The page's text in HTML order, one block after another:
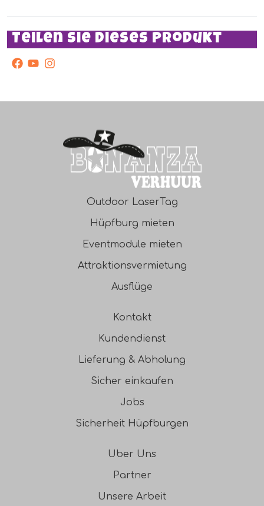
Teilen Sie dieses Produkt
facebook
Youtube
Instagram
Outdoor LaserTag
Hüpfburg mieten
Eventmodule mieten
Attraktionsvermietung
Ausflüge
Kontakt
Kundendienst
Lieferung & Abholung
Sicher einkaufen
Jobs
Sicherheit Hüpfburgen
Uber Uns
Partner
Unsere Arbeit